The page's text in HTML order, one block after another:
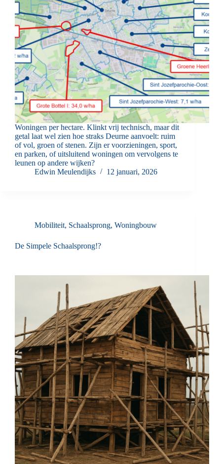
Woningen per hectare. Klinkt vrij technisch, maar dit
getal laat wel zien hoe straks Deurne aanvoelt: ruim
of vol, groen of stenen. Zijn er voorzieningen, sport,
en parken, of uitsluitend woningen om vervolgens te
leunen op andere wijken?
Edwin Meulendijks
12 januari, 2026
Mobiliteit, Schaalsprong, Woningbouw
De Simpele Schaalsprong!?